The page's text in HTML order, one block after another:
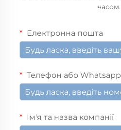
часом.
Електронна пошта
Телефон або Whatsapp
Ім'я та назва компанії